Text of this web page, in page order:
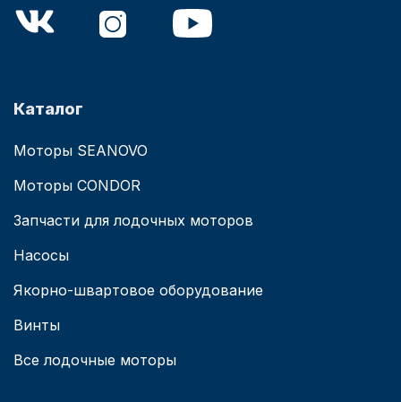
Каталог
Моторы SEANOVO
Моторы CONDOR
Запчасти для лодочных моторов
Насосы
Якорно-швартовое оборудование
Винты
Все лодочные моторы